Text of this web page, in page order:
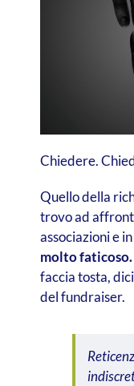
Chiedere.
Quello della
trovo ad
associazioni e
molto faticoso.
faccia tosta,
del fundraiser.